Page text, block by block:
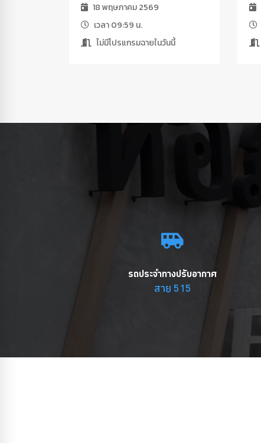
18 พฤษภาคม 2569
เวลา 09:59 น.
ไม่มีโปรแกรมฉายในวันนี้
รถประจำทางปรับอากาศ
สาย 515